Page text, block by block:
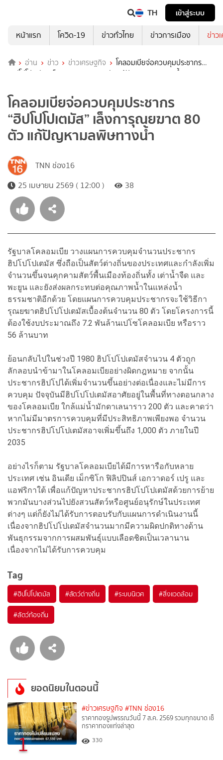
TH
เข้าสู่ระบบ
หน้าแรก
โควิด-19 ข่าวทั่วไทย ข่าวการเมือง ข่าว
อ่าน ข่าว ข่าวเศรษฐกิจ
โคลอมเบียจ่อควบคุมประชากร
“ฮิปโปโปเตมัส” เล็งการุณยฆาต 80 ตัว แก้ปัญหามลพิษทางน้ำ
โคลอมเบียจ่อควบคุมประชากร
“ฮิปโปโปเตมัส” เล็งการุณยฆาต 80
ตัว แก้ปัญหามลพิษทางน้ำ
TNN ช่อง16
25 เมษายน 2569 ( 12:00 )
38
รัฐบาลโคลอมเบีย วางแผนการควบคุมจำนวนประชากร
ฮิปโปโปเตมัส ซึ่งถือเป็นสัตว์ต่างถิ่นของประเทศและกำลังเพิ่ม
จำนวนขึ้นจนคุกคามสัตว์พื้นเมืองท้องถิ่นทั้ง เต่าน้ำจืด และ
พะยูน และยังส่งผลกระทบต่อคุณภาพน้ำในแหล่งน้ำ
ธรรมชาติอีกด้วย โดยแผนการควบคุมประชากรจะใช้วิธีกา
รุณยฆาตฮิปโปโปเตมัสเบื้องต้นจำนวน 80 ตัว โดยโครงการนี้
ต้องใช้งบประมาณถึง 7.2 พันล้านเปโซโคลอมเบีย หรือราว
56 ล้านบาท
ย้อนกลับไปในช่วงปี 1980 ฮิปโปโปเตมัสจำนวน 4 ตัวถูก
ลักลอบนำข้ามาในโคลอมเบียอย่างผิดกฎหมาย จากนั้น
ประชากรฮิปโปได้เพิ่มจำนวนขึ้นอย่างต่อเนื่องและไม่มีการ
ควบคุม ปัจจุบันมีฮิปโปโปเตมัสอาศัยอยู่ในพื้นที่ทางตอนกลาง
ของโคลอมเบีย ใกล้แม่น้ำมักดาเลนาราว 200 ตัว และคาดว่า
หากไม่มีมาตรการควบคุมที่มีประสิทธิภาพเพียงพอ จำนวน
ประชากรฮิปโปโปเตมัสอาจเพิ่มขึ้นถึง 1,000 ตัว ภายในปี
2035
อย่างไรก็ตาม รัฐบาลโคลอมเบียได้มีการหารือกับหลาย
ประเทศ เช่น อินเดีย เม็กซิโก ฟิลิปปินส์ เอกวาดอร์ เปรู และ
แอฟริกาใต้ เพื่อแก้ปัญหาประชากรฮิปโปโปเตมัสด้วยการย้าย
พวกมันบางส่วนไปยังสวนสัตว์หรือศูนย์อนุรักษ์ในประเทศ
ต่างๆ แต่ก็ยังไม่ได้รับการตอบรับกับแผนการดำเนินงานนี้
เนื่องจากฮิปโปโปเตมัสจำนวนมากมีความผิดปกติทางด้าน
พันธุกรรมจากการผสมพันธุ์แบบเลือดชิดเป็นเวลานาน
เนื่องจากไม่ได้รับการควบคุม
Tag
#ฮิปโปโปเตมัส #สัตว์ต่างถิ่น #ระบบนิเวศ #สิ่งแวดล้อม
#สัตว์ท้องถิ่น
ยอดนิยมในตอนนี้
1
#ข่าวเศรษฐกิจ #TNN ช่อง16
ราคาทองรูปพรรณวันนี้ 7 ส.ค. 2569 รวมทุกขนาด เช็
กราคาทองแท่งล่าสุด
330